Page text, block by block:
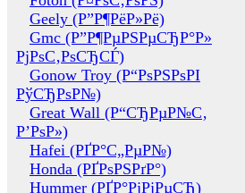
Geely (Р”Р¶РёР»Рё)
Gmc (Р”Р¶РµРЅРµСЂР°Р»
РјРѕС‚РѕСЂСЃ)
Gonow Troy (Р“РѕРЅРѕРІ
РўСЂРѕР№)
Great Wall (Р“СЂРµР№С‚
Р’РѕР»)
Hafei (РҐР°С„РµР№)
Honda (РҐРѕРЅРґР°)
Hummer (РҐР°РјРјРµСЂ)